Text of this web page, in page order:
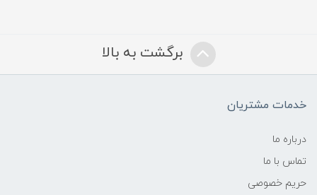
برگشت به بالا
خدمات مشتریان
درباره ما
تماس با ما
حریم خصوصی